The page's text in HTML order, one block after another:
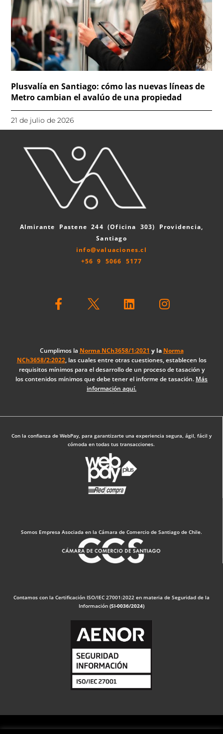
Plusvalía en Santiago: cómo las nuevas líneas de
Metro cambian el avalúo de una propiedad
21 de julio de 2026
Almirante Pastene 244 (Oficina 303) Providencia,
Santiago
info@valuaciones.cl
+56 9 5066 5177
a
o
o
k
i
d
i
n
n
g
r
a
Cumplimos la Norma NCh3658/1:2021 y la Norma
NCh3658/2:2022, las cuales entre otras cuestiones, establecen los
requisitos mínimos para el desarrollo de un proceso de tasación y
los contenidos mínimos que debe tener el informe de tasación. Más
información aquí.
Con la confianza de WebPay, para garantizarte una experiencia segura, ágil, fácil y
cómoda en todas tus transacciones.
Somos Empresa Asociada en la Cámara de Comercio de Santiago de Chile.
Contamos con la Certificación ISO/IEC 27001:2022 en materia de Seguridad de la
Información (SI-0036/2024)